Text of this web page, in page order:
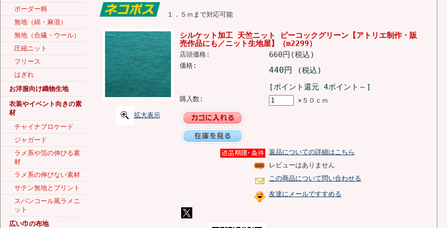
ボーダー柄
無地（綿・麻混）
無地（合繊・ウール）
圧縮ニット
フリース
はぎれ
お洋服向け織物生地
衣装やイベント向きの素
材
チャイナブロケード
ジャガード
ラメ系や箔の伸びる素
材
ラメ系の伸びない素材
サテン無地とプリント
スパンコール風ラメニ
ット
広い巾の布地
１．５ｍまで対応可能
拡大表示
シルケット加工 天竺ニット ピーコックグリーン【アトリエ制作・販
売作品にも／ニット生地屋】（m2299）
店頭価格: 660円(税込)
価格: 440円
(税込)
[ポイント還元 4ポイント～]
購入数: ×５０ｃｍ
返品についての詳細はこちら
レビューはありません
この商品について問い合わせる
友達にメールですすめる